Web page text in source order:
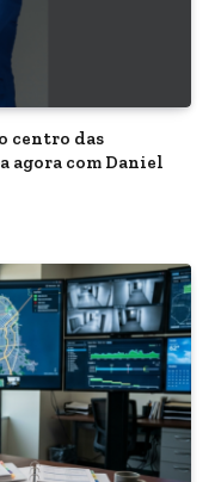
centro das
agora com Daniel